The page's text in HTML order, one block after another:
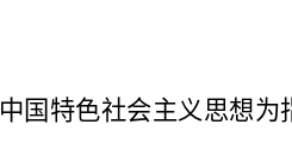
中国特色社会主义思想